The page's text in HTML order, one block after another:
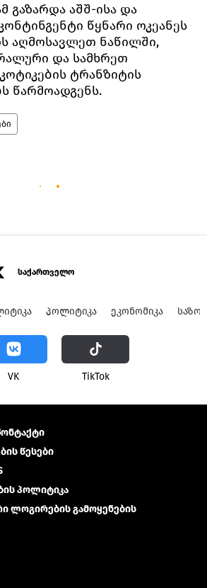
გაზარდა აშშ-ისა და
წყნარი ოკეანეს
აღმოსავლეთ ნაწილში,
და სამხრეთ
ტრანზიტის
წარმოადგენს.
საქართველო
ᲞᲝᲚᲘᲢᲘᲙᲐ ᲔᲙᲝᲜᲝᲛᲘᲙᲐ
VK ТikТоk
წესები
პოლიტიკა
ლოგირების გამოყენების